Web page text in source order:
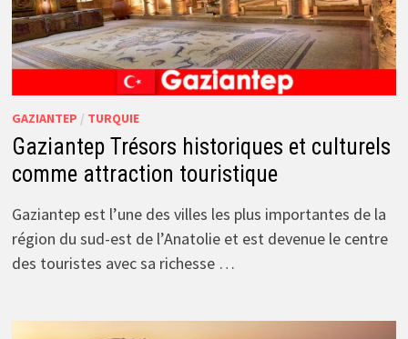
GAZIANTEP / TURQUIE
Gaziantep Trésors historiques et culturels
comme attraction touristique
Gaziantep est l’une des villes les plus importantes de la
région du sud-est de l’Anatolie et est devenue le centre
des touristes avec sa richesse …